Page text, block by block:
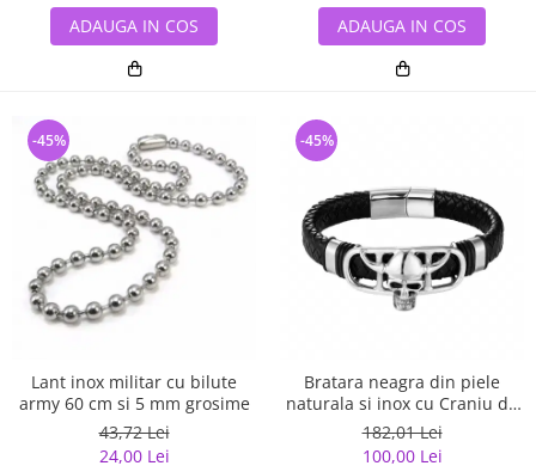
ADAUGA IN COS ADAUGA IN COS
Lant inox militar cu bilute
army 60 cm si 5 mm grosime
43,72 Lei
24,00 Lei
-45%
Bratara neagra din piele
naturala si inox cu Craniu de
Viking
182,01 Lei
100,00 Lei
-45%